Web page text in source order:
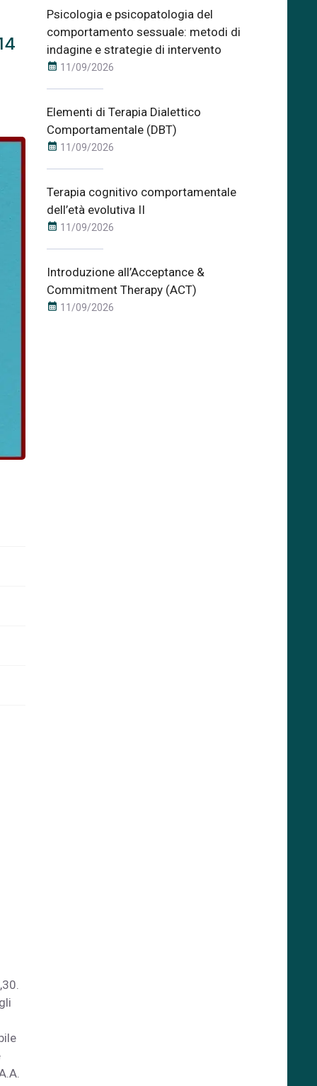
Psicologia e psicopatologia del
comportamento sessuale: metodi di
indagine e strategie di intervento
calendar_month 11/09/2026
Elementi di Terapia Dialettico
Comportamentale (DBT)
calendar_month 11/09/2026
Terapia cognitivo comportamentale
dell’età evolutiva II
calendar_month 11/09/2026
Introduzione all’Acceptance &
Commitment Therapy (ACT)
calendar_month 11/09/2026